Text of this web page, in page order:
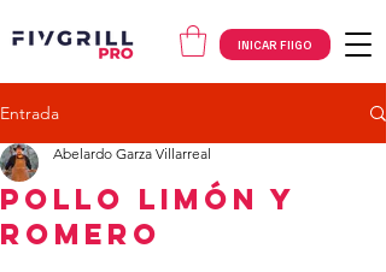
INICAR FIIGO
Entrada
Pollo Limón y
Romero
Abelardo Garza Villarreal